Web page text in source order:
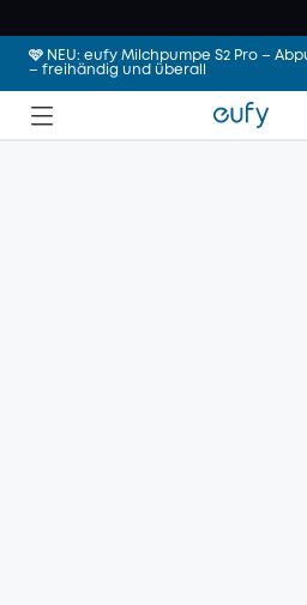
🩷 NEU: eufy Milchpumpe S2 Pro –
– freihändig und überall